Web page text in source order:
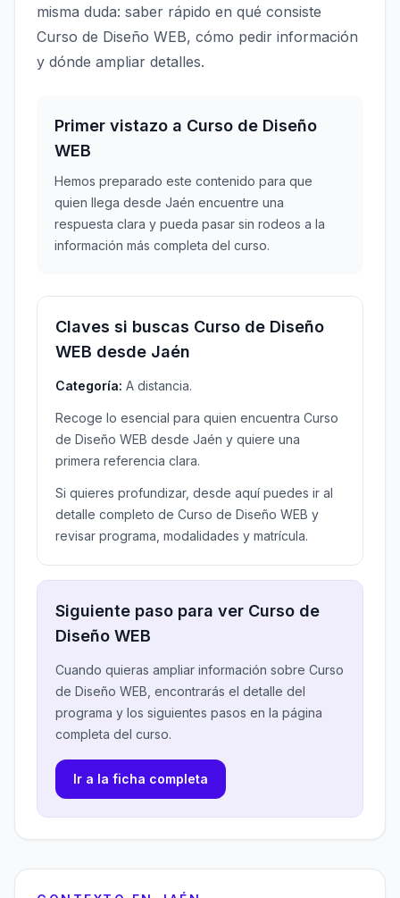
misma duda: saber rápido en qué consiste
Curso de Diseño WEB, cómo pedir información
y dónde ampliar detalles.
Primer vistazo a Curso de Diseño
WEB
Hemos preparado este contenido para que
quien llega desde Jaén encuentre una
respuesta clara y pueda pasar sin rodeos a la
información más completa del curso.
Claves si buscas Curso de Diseño
WEB desde Jaén
Categoría: A distancia.
Recoge lo esencial para quien encuentra Curso
de Diseño WEB desde Jaén y quiere una
primera referencia clara.
Si quieres profundizar, desde aquí puedes ir al
detalle completo de Curso de Diseño WEB y
revisar programa, modalidades y matrícula.
Siguiente paso para ver Curso de
Diseño WEB
Cuando quieras ampliar información sobre Curso
de Diseño WEB, encontrarás el detalle del
programa y los siguientes pasos en la página
completa del curso.
Ir a la ficha completa